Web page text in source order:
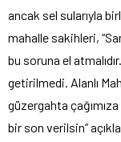
ancak sel sularıyla
mahalle sakihleri,
bu soruna el
getirilmedi. Alanlı
güzergahta
bir son verilsin”